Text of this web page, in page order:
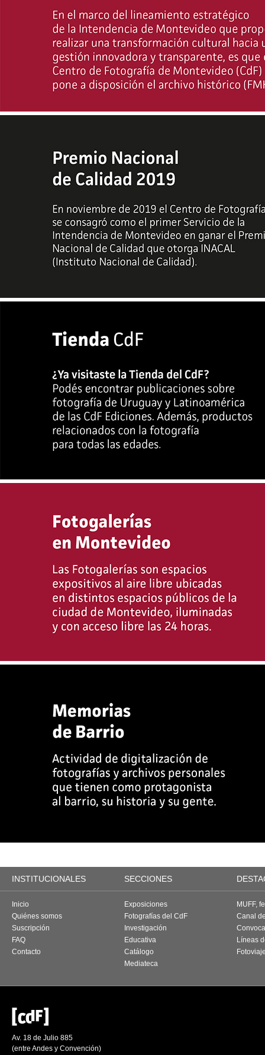
INSTITUCIONALES SECCIONES
Inicio
Quiénes somos
Suscripción
FAQ
Contacto
Exposiciones
Fotografías del CdF
Investigación
Educativa
Catálogo
Mediateca
MUFF,
Canal
Líneas
Av. 18 de Julio 885
(entre Andes y Convención)